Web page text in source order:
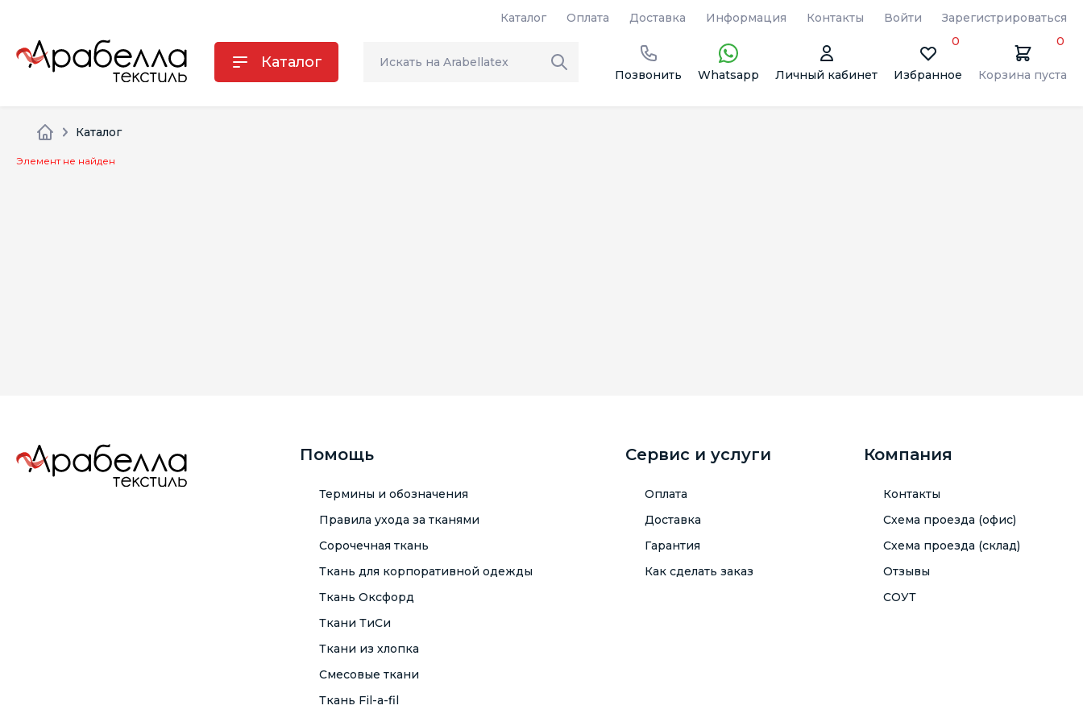
Каталог Оплата Доставка Информация Контакты Войти Зарегистрироваться
Каталог
Позвонить Whatsapp Личный кабинет Избранное
0
Корзина пуста
0
Каталог
Элемент не найден
Помощь
Термины и обозначения
Правила ухода за тканями
Сорочечная ткань
Ткань для корпоративной одежды
Ткань Оксфорд
Ткани ТиСи
Ткани из хлопка
Смесовые ткани
Ткань Fil-a-fil
Сервис и услуги
Оплата
Доставка
Гарантия
Как сделать заказ
Компания
Контакты
Схема проезда (офис)
Схема проезда (склад)
Отзывы
СОУТ